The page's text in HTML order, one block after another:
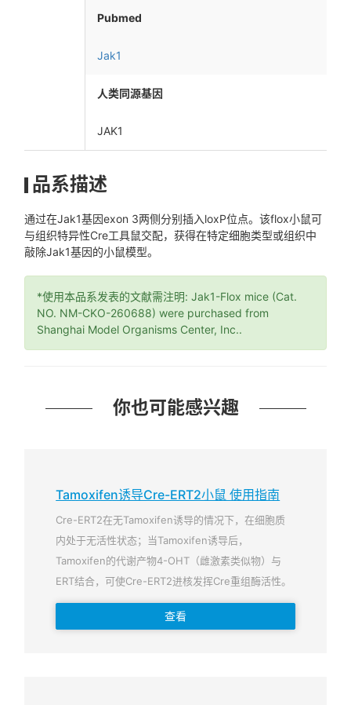
Pubmed
Jak1
人类同源基因
JAK1
品系描述
通过在Jak1基因exon 3两侧分别插入loxP位点。该flox小鼠可
与组织特异性Cre工具鼠交配，获得在特定细胞类型或组织中
敲除Jak1基因的小鼠模型。
*使用本品系发表的文献需注明: Jak1-Flox mice (Cat.
NO. NM-CKO-260688) were purchased from
Shanghai Model Organisms Center, Inc..
你也可能感兴趣
Tamoxifen诱导Cre-ERT2小鼠 使用指南
Cre-ERT2在无Tamoxifen诱导的情况下，在细胞质
内处于无活性状态；当Tamoxifen诱导后，
Tamoxifen的代谢产物4-OHT（雌激素类似物）与
ERT结合，可使Cre-ERT2进核发挥Cre重组酶活性。
查看